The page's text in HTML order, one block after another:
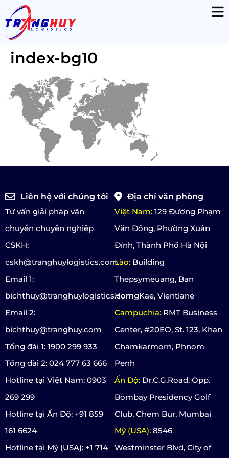
index-bg10
Liên hệ với chúng tôi
Tư vấn giải pháp vận
chuyển chuyên nghiệp
CSKH:
cskh@tranghuylogistics.com
Email 1:
bichthuy@tranghuylogistics.com
Email 2:
bichthuy@tranghuy.com
Tổng đài 1: 1900 299 933
Tổng đài 2: 024 777 63 666
Hotline tại Việt Nam: 0903
269 299
Hotline tại Ấn Độ: +91 859
161 6624
Hotline tại Mỹ (USA): +1 714
Địa chỉ văn phòng
Việt Nam: 129 Đường Phạm
Văn Đồng, Phường Xuân
Đỉnh, Thành Phố Hà Nội
Lào: Building
Thepsymeuang, Ban
HorngKae, Vientiane
Campuchia: RMT Business
Center, #20EO, St. 123, Khan
Chamkarmorn, Phnom
Penh
Ấn Độ: Dr.C.G.Road, Opp.
Bombay Presidency Golf
Club, Chem Bur, Mumbai
Mỹ (USA): 8546
Westminster Blvd, City of